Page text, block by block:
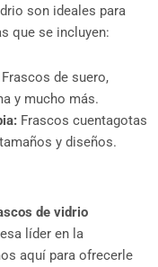
son ideales para
que se incluyen:
de suero,
y mucho más.
Frascos cuentagotas
y diseños.
de vidrio
líder en la
aquí para ofrecerle